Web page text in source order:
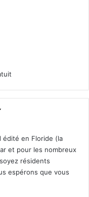
édité en Floride (la
et pour les nombreux
résidents
espérons que vous